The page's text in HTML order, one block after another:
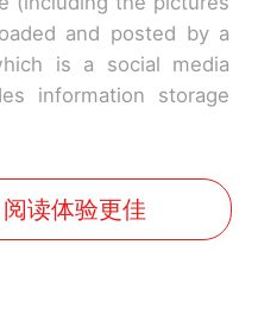
and posted by a
is a social media
information storage
读体验更佳